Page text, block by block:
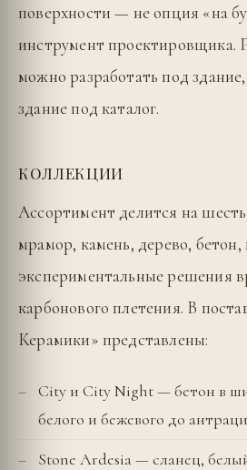
поверхности — не опция «на
инструмент проектировщика.
можно разработать под
здание под каталог.
КОЛЛЕКЦИИ
Ассортимент делится на
мрамор, камень, дерево,
экспериментальные решения
карбонового плетения. В
Керамики» представлены:
City и City Night — бетон в
белого и бежевого до
Stone Ardesia — сланец,